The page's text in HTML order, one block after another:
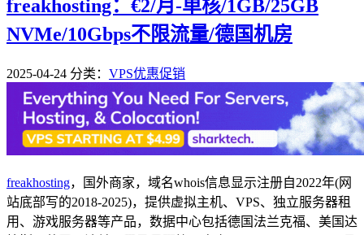
freakhosting：€2/月-单核/1GB/25GB
NVMe/10Gbps不限流量/德国机房
2025-04-24 分类： VPS优惠促销
freakhosting，国外商家，域名whois信息显示注册自2022年(网
站底部写的2018-2025)，提供虚拟主机、VPS、独立服务器租
用、游戏服务器等产品，数据中心包括德国法兰克福、美国达